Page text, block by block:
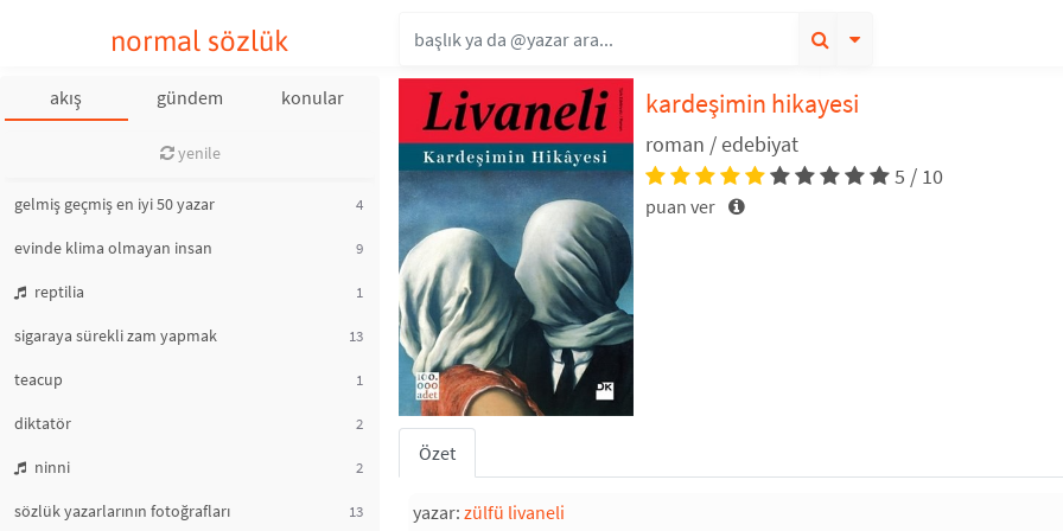
normal sözlük
akış gündem konular
yenile
gelmiş geçmiş en iyi 50 yazar 4
evinde klima olmayan insan 9
reptilia 1
sigaraya sürekli zam yapmak 13
teacup 1
diktatör 2
ninni 2
sözlük yazarlarının fotoğrafları 13
kardeşimin hikayesi
roman / edebiyat
5 / 10
puan ver
Özet
yazar: zülfü livaneli